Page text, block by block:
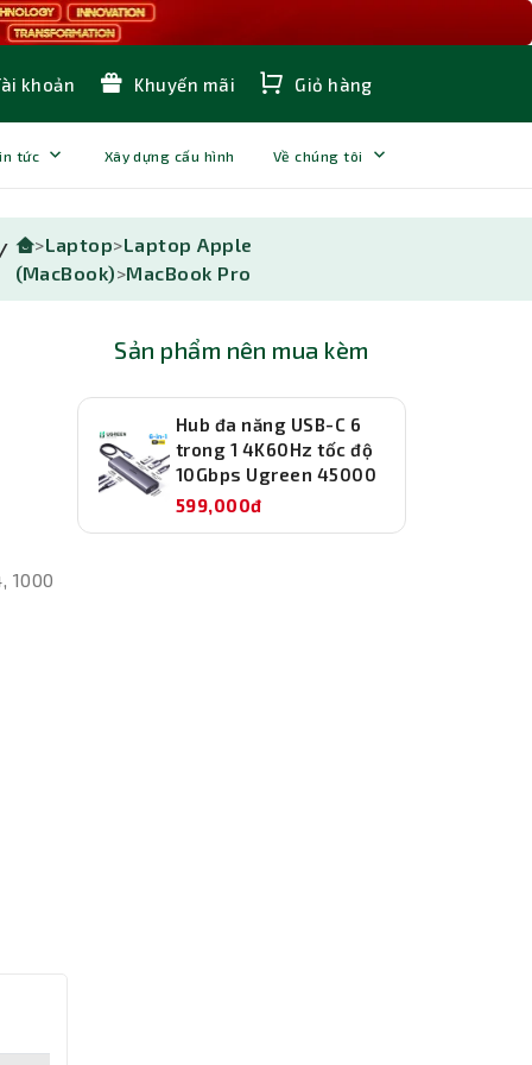
khoản Khuyến mãi Giỏ hàng
tức Xây dựng cấu hình Về chúng tôi
>Laptop>Laptop Apple
(MacBook)>MacBook Pro
1000
Sản phẩm nên mua kèm
Hub đa năng USB-C 6
trong 1 4K60Hz tốc độ
10Gbps Ugreen 45000
599,000đ